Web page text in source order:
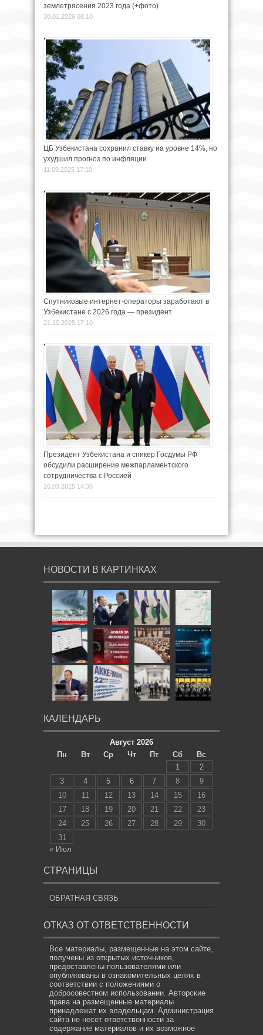
землетрясения 2023 года (+фото)
30.01.2026 08:10
ЦБ Узбекистана сохранил ставку на уровне 14%, но
ухудшил прогноз по инфляции
11.09.2025 17:10
Спутниковые интернет-операторы заработают в
Узбекистане с 2026 года — президент
21.10.2025 17:10
Президент Узбекистана и спикер Госдумы РФ
обсудили расширение межпарламентского
сотрудничества с Россией
26.03.2025 14:36
НОВОСТИ В КАРТИНКАХ
КАЛЕНДАРЬ
Август 2026
Пн
Вт Ср Чт Пт Сб
Вс
1
2
3
4 5 6 7 8
9
10
11 12 13 14 15
16
17
18 19 20 21 22
23
24
25 26 27 28 29
30
31
« Июл
СТРАНИЦЫ
ОБРАТНАЯ СВЯЗЬ
ОТКАЗ ОТ ОТВЕТСТВЕННОСТИ
Все материалы, размещенные на этом сайте,
получены из открытых источников,
предоставлены пользователями или
опубликованы в ознакомительных целях в
соответствии с положениями о
добросовестном использовании. Авторские
права на размещенные материалы
принадлежат их владельцам. Администрация
сайта не несет ответственности за
содержание материалов и их возможное